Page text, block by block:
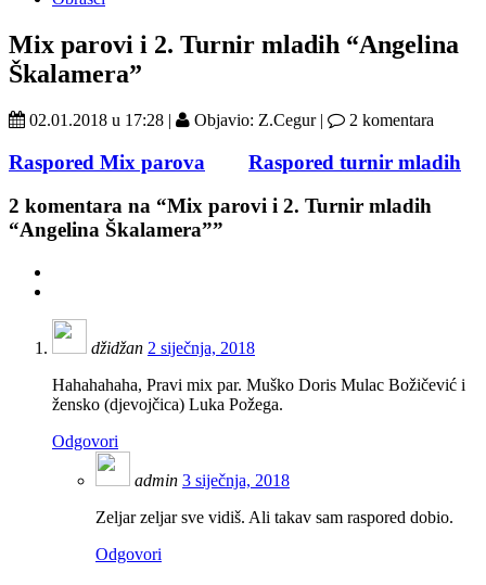
Mix parovi i 2. Turnir mladih “Angelina
Škalamera”
02.01.2018 u 17:28 | Objavio: Z.Cegur | 2 komentara
Raspored Mix parova
Raspored turnir mladih
2 komentara na “Mix parovi i 2. Turnir mladih
“Angelina Škalamera””
džidžan 2 siječnja, 2018
Hahahahaha, Pravi mix par. Muško Doris Mulac Božičević i
žensko (djevojčica) Luka Požega.
Odgovori
admin 3 siječnja, 2018
Zeljar zeljar sve vidiš. Ali takav sam raspored dobio.
Odgovori